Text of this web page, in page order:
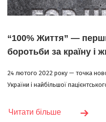
“100% Життя” —
боротьби за країну і
24 лютого 2022 року — точка
України і найбільшої
Читати більше